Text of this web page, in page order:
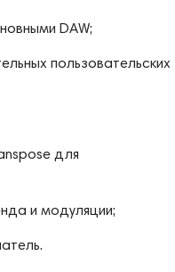
DAW;
пользовательских
для
и модуляции;